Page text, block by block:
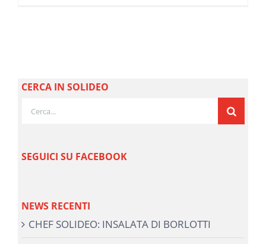
CERCA IN SOLIDEO
SEGUICI SU FACEBOOK
NEWS RECENTI
CHEF SOLIDEO: INSALATA DI BORLOTTI